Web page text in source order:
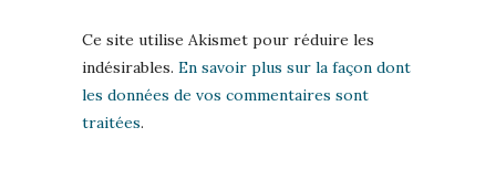
Ce site utilise Akismet pour réduire les
indésirables. En savoir plus sur la façon dont
les données de vos commentaires sont
traitées.